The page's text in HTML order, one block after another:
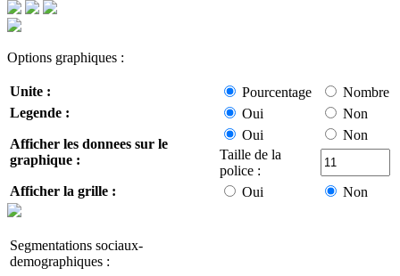
Options graphiques :
Unite : Pourcentage
Nombre
Legende :
Oui
Non
Afficher les donnees sur le
graphique :
Oui
Non
Taille de la
police :
Afficher la grille :
Oui Non
Segmentations sociaux-
demographiques :